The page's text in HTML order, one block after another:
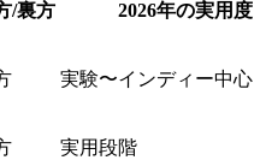
/裏方 2026年の実用度
実験〜インディー中心
実用段階